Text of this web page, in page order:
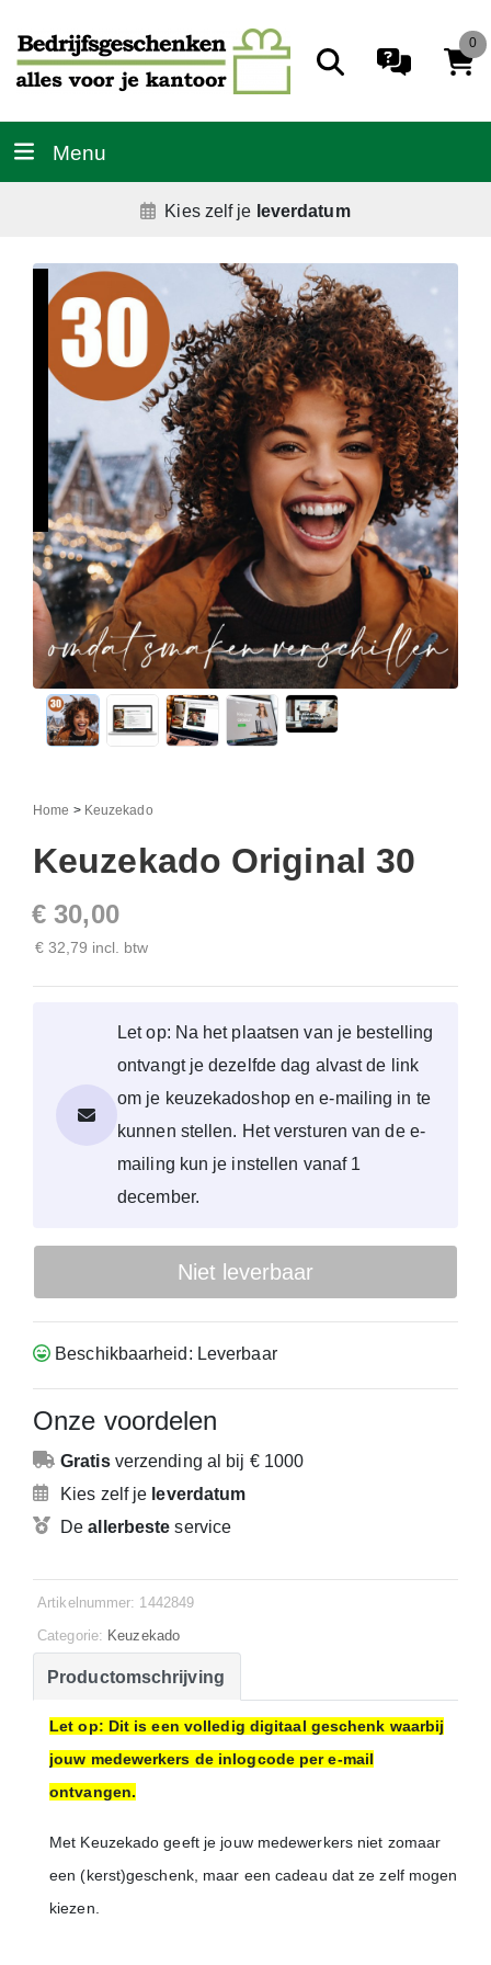
0
Menu
De allerbesteservice
Home > Keuzekado
Keuzekado Original 30
€ 30,00
€ 32,79 incl. btw
Let op: Na het plaatsen van je bestelling
ontvangt je dezelfde dag alvast de link
om je keuzekadoshop en e-mailing in te
kunnen stellen. Het versturen van de e-
mailing kun je instellen vanaf 1
december.
Niet leverbaar
Beschikbaarheid: Leverbaar
Onze voordelen
Gratisverzending al bij € 1000
Kies zelf je leverdatum
Deallerbeste service
Artikelnummer: 1442849
Categorie: Keuzekado
Productomschrijving
Let op: Dit is een volledig digitaal geschenk waarbij
jouw medewerkers de inlogcode per e-mail
ontvangen.
Met Keuzekado geeft je jouw medewerkers niet zomaar
een (kerst)geschenk, maar een cadeau dat ze zelf mogen
kiezen.